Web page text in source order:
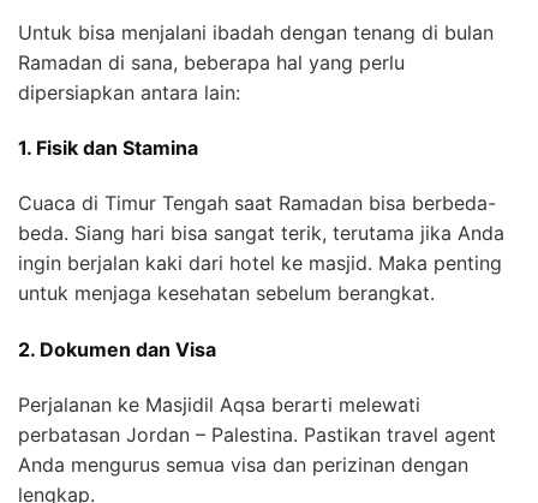
Untuk bisa menjalani ibadah dengan tenang di bulan
Ramadan di sana, beberapa hal yang perlu
dipersiapkan antara lain:
1. Fisik dan Stamina
Cuaca di Timur Tengah saat Ramadan bisa berbeda-
beda. Siang hari bisa sangat terik, terutama jika Anda
ingin berjalan kaki dari hotel ke masjid. Maka penting
untuk menjaga kesehatan sebelum berangkat.
2. Dokumen dan Visa
Perjalanan ke Masjidil Aqsa berarti melewati
perbatasan Jordan – Palestina. Pastikan travel agent
Anda mengurus semua visa dan perizinan dengan
lengkap.